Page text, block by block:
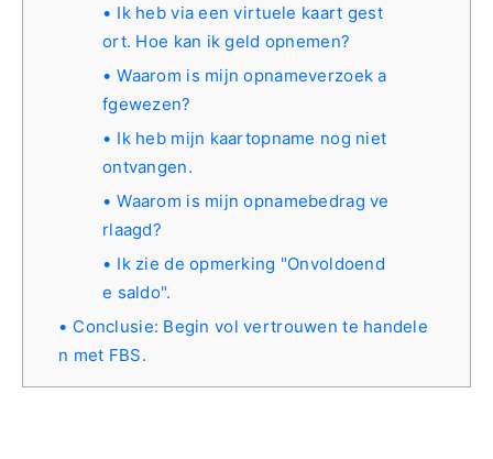
Ik heb via een virtuele kaart gest
ort. Hoe kan ik geld opnemen?
Waarom is mijn opnameverzoek a
fgewezen?
Ik heb mijn kaartopname nog niet
ontvangen.
Waarom is mijn opnamebedrag ve
rlaagd?
Ik zie de opmerking "Onvoldoend
e saldo".
Conclusie: Begin vol vertrouwen te handele
n met FBS.